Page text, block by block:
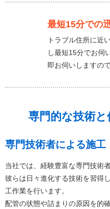
最短15分での
トラブル住所に近
し最短15分でお伺
即お伺いしますの
専門的な技術
専門技術者による施工
当社では、経験豊富な専門技術
彼らは日々進化する技術を習得
工作業を行います。
配管の状態や詰まりの原因を的